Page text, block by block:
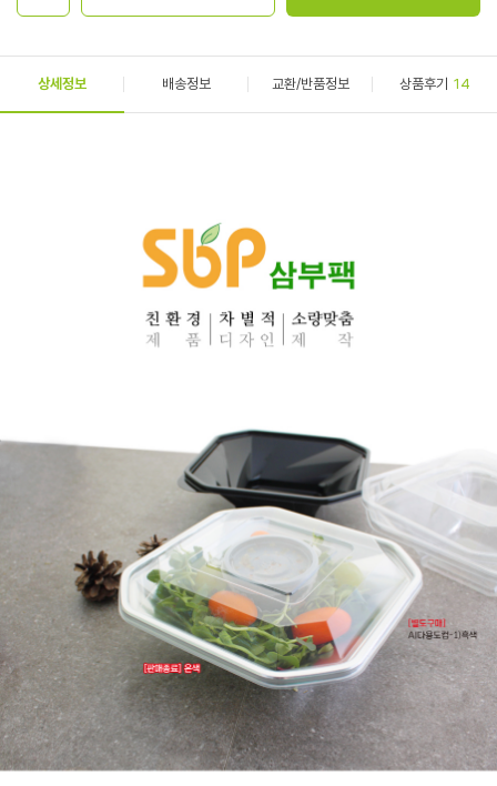
상세정보 배송정보 교환/반품정보 상품후기 14